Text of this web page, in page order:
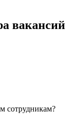
вакансий
сотрудникам?